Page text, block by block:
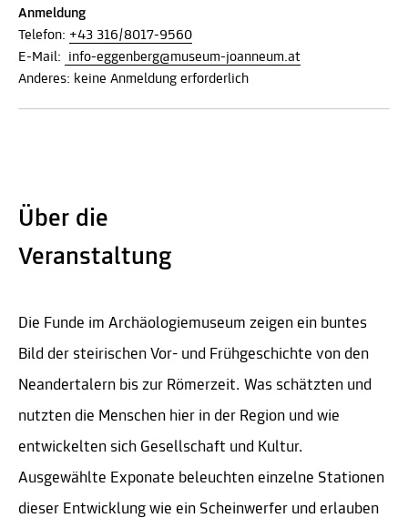
Anmeldung
Telefon: +43 316/8017-9560
E-Mail:
info-eggenberg@museum-joanneum.at
Anderes: keine Anmeldung erforderlich
Über die
Veranstaltung
Die Funde im Archäologiemuseum zeigen ein buntes
Bild der steirischen Vor- und Frühgeschichte von den
Neandertalern bis zur Römerzeit. Was schätzten und
nutzten die Menschen hier in der Region und wie
entwickelten sich Gesellschaft und Kultur.
Ausgewählte Exponate beleuchten einzelne Stationen
dieser Entwicklung wie ein Scheinwerfer und erlauben